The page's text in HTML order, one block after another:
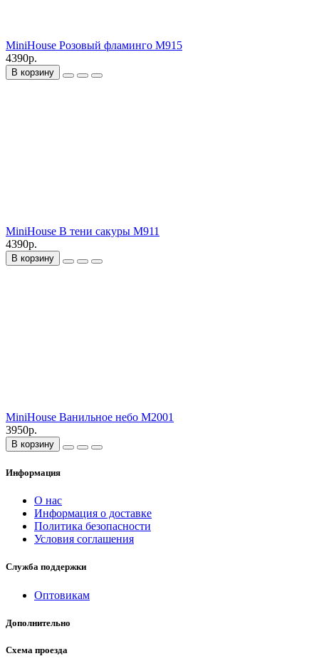
MiniHouse Розовый фламинго M915
4390р.
В корзину
MiniHouse В тени сакуры M911
4390р.
В корзину
MiniHouse Ванильное небо M2001
3950р.
В корзину
Информация
О нас
Информация о доставке
Политика безопасности
Условия соглашения
Служба поддержки
Оптовикам
Дополнительно
Схема проезда